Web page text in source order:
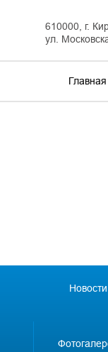
610000, г.
ул.
Главная
Новости